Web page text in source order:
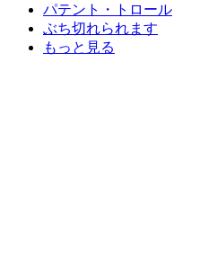
パテント・トロール
ぶち切れられます
もっと見る